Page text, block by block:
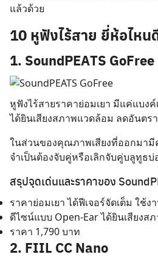
แล้วด้วย
10 หูฟังไร้สาย ยี่ห้อไห
1. SoundPEATS GoFree
หูฟังไร้สายราคาย่อมเยา มีแค่แบง
ได้ยินเสียงสภาพแวดล้อม ลดอันตร
ในส่วนของคุณภาพเสียงที่ออกมามี
จำเป็นต้องจับคู่หรือเลิกจับคู่บลูทูธบ่
สรุปจุดเด่นและราคาของ
ราคาย่อมเยา ได้ฟีเจอร์จัดเต็ม ใช้
ดีไซน์แบบ Open-Ear ได้ยินเสียงส
ราคา 1,790 บาท
2. FIIL CC Nano